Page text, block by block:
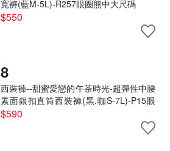
寬褲(藍M-5L)-R257眼圈熊中大尺碼
$550
8
西裝褲--甜蜜愛戀的午茶時光-超彈性中腰
素面銀扣直筒西裝褲(黑.咖S-7L)-P15眼
圈熊中大尺碼
$590